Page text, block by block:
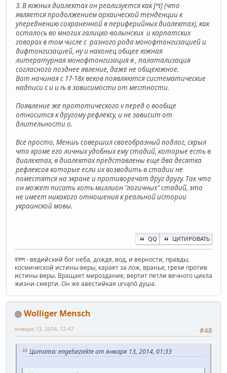
3. В южных диалектах он реализуется как [ʷɪ] (что
является продолжением архаической тенденции к
упереднению сохраненной в периферийных диалектах), как
осталось во многих галицко-волынских и карпатских
говорах в том числе с разного рода монофтонгизацией и
дифтонгизацией, ну и наконец общее южная
литературная монофтонгизация в, палатализация
согласного позднее явление, даже не общеюжное.
Вот начиная с 17-18х веков появляются систематические
надписи с и и ѣ в зависимости от местности.
Появление же прототического v перед o вообще
относится к другому рефлексу, и не зависит от
длительности о.
Все просто, Меншь совершил своеобразный подлог, скрыл
что кроме его личных удобных ему стадий, которые есть в
диалектах, в диалектах представлены еще два десятка
рефлексов которые если их возводить в стадии не
поместятся на экране и противоречат друг другу. Так что
он может писать хоть миллион "логичных" стадий, это
не имеет никакого отношения к реальной истории
украинской мовы.
QQ ЦИТИРОВАТЬ
वरुण - ведийский бог неба, дождя, вод, и верности, правды,
космической истины-веры, карает за лож, вранье, грехи против
истины-веры. Вращает мироздание, вертит петли вечного цикла
жизни-смерти. Он же авестийкая urvąnō душа.
Wolliger Mensch
#48
января 13, 2014, 12:47
Цитата: engelseziekte от января 13, 2014, 01:33